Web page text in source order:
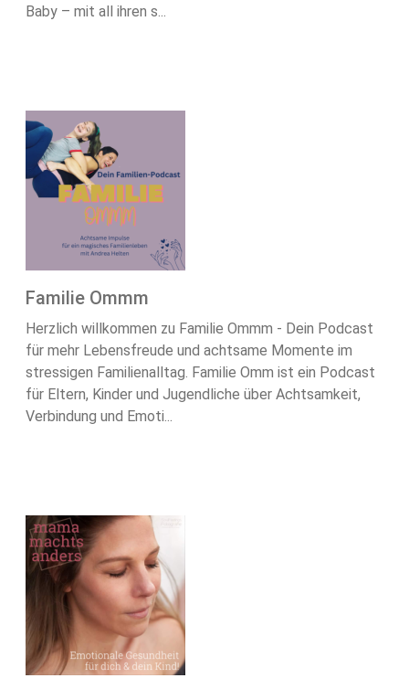
Baby – mit all ihren s...
Familie Ommm
Herzlich willkommen zu Familie Ommm - Dein Podcast
für mehr Lebensfreude und achtsame Momente im
stressigen Familienalltag. Familie Omm ist ein Podcast
für Eltern, Kinder und Jugendliche über Achtsamkeit,
Verbindung und Emoti...